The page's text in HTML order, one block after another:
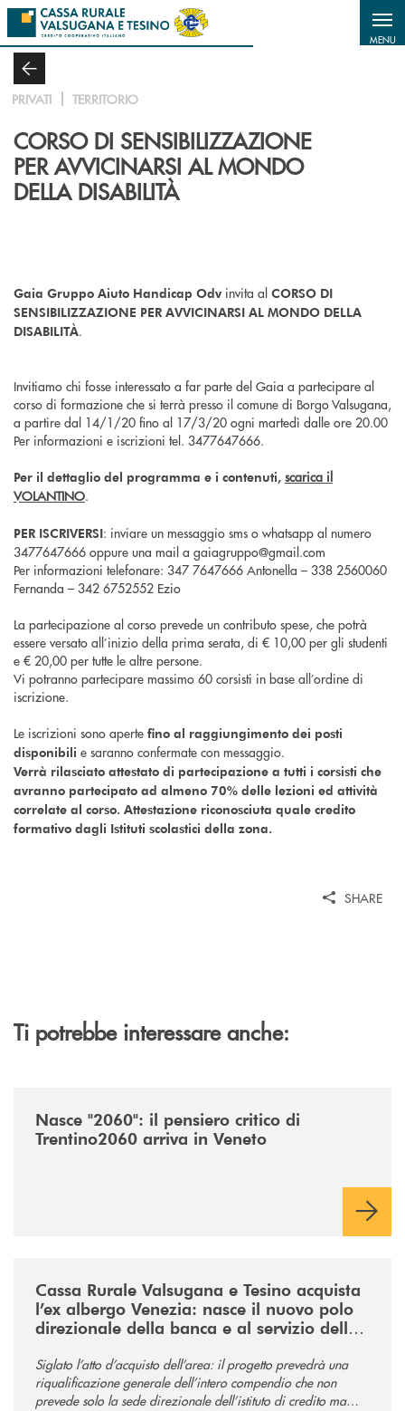
Salta al contenuto principale
MENU
PRIVATI TERRITORIO
CORSO DI SENSIBILIZZAZIONE
PER AVVICINARSI AL MONDO
DELLA DISABILITÀ
Gaia Gruppo Aiuto Handicap Odv invita al CORSO DI
SENSIBILIZZAZIONE PER AVVICINARSI AL MONDO DELLA
DISABILITÀ.
Invitiamo chi fosse interessato a far parte del Gaia a partecipare al
corso di formazione che si terrà presso il comune di Borgo Valsugana,
a partire dal 14/1/20 fino al 17/3/20 ogni martedì dalle ore 20.00
Per informazioni e iscrizioni tel. 3477647666.
Per il dettaglio del programma e i contenuti, scarica il
VOLANTINO.
PER ISCRIVERSI: inviare un messaggio sms o whatsapp al numero
3477647666 oppure una mail a gaiagruppo@gmail.com
Per informazioni telefonare: 347 7647666 Antonella – 338 2560060
Fernanda – 342 6752552 Ezio
La partecipazione al corso prevede un contributo spese, che potrà
essere versato all’inizio della prima serata, di € 10,00 per gli studenti
e € 20,00 per tutte le altre persone.
Vi potranno partecipare massimo 60 corsisti in base all’ordine di
iscrizione.
Le iscrizioni sono aperte fino al raggiungimento dei posti
disponibili e saranno confermate con messaggio.
Verrà rilasciato attestato di partecipazione a tutti i corsisti che
avranno partecipato ad almeno 70% delle lezioni ed attività
correlate al corso. Attestazione riconosciuta quale credito
formativo dagli Istituti scolastici della zona.
SHARE
Ti potrebbe interessare anche:
Nasce "2060": il pensiero critico di
Trentino2060 arriva in Veneto
Cassa Rurale Valsugana e Tesino acquista
l’ex albergo Venezia: nasce il nuovo polo
direzionale della banca e al servizio della
Siglato l’atto d’acquisto dell’area: il progetto prevedrà una
riqualificazione generale dell’intero compendio che non
prevede solo la sede direzionale dell’istituto di credito ma